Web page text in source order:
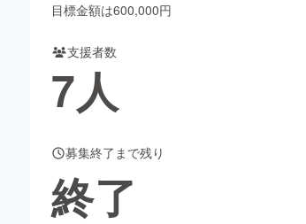
ティー・ヘルスケア
ティ
目標金額は600,000円
支援者数
7人
募集終了まで残り
終了